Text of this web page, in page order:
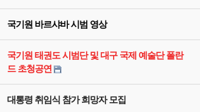
국기원 바르샤바 시범 영상
국기원 태권도 시범단 및 대구 국제 예술단 폴란
드 초청공연
대통령 취임식 참가 희망자 모집